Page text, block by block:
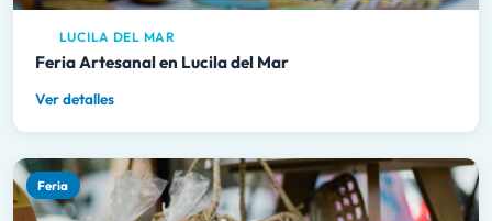
LUCILA DEL MAR
Feria Artesanal en Lucila del Mar
Ver detalles
Feria